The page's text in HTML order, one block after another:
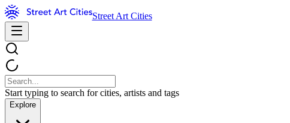
Street Art Cities
Start typing to search for cities, artists and tags
Explore